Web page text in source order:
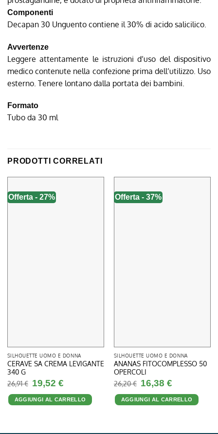
Componenti
Decapan 30 Unguento contiene il 30% di acido salicilico.
Avvertenze
Leggere attentamente le istruzioni d’uso del dispositivo
medico contenute nella confezione prima dell’utilizzo. Uso
esterno. Tenere lontano dalla portata dei bambini.
Formato
Tubo da 30 ml
PRODOTTI CORRELATI
Offerta - 27%
SILHOUETTE UOMO E DONNA
CERAVE SA CREMA LEVIGANTE
340 G
26,91€ Il
prezzo
originale
era:
26,91 €.
19,52 €Il
prezzo
attuale
è:
19,52 €.
AGGIUNGI AL CARRELLO
Offerta - 37%
SILHOUETTE UOMO E DONNA
ANANAS FITOCOMPLESSO 50
OPERCOLI
26,20€ Il
prezzo
originale
era:
26,20 €.
16,38 €Il
prezzo
attuale
è:
16,38 €.
AGGIUNGI AL CARRELLO